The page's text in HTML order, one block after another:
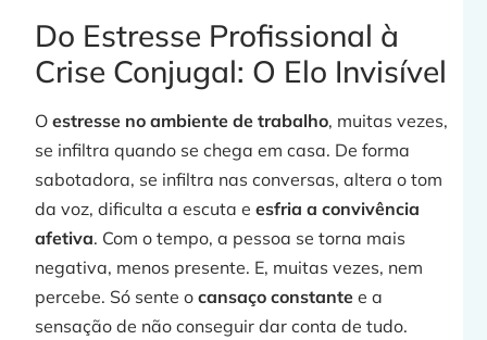
Do Estresse Profissional à
Crise Conjugal: O Elo Invisível
Oestresse no ambiente de trabalho, muitas vezes,
se infiltra quando se chega em casa. De forma
sabotadora, se infiltra nas conversas, altera o tom
da voz, dificulta a escuta e esfria a convivência
afetiva. Com o tempo, a pessoa se torna mais
negativa, menos presente. E, muitas vezes, nem
percebe. Só sente ocansaço constante e a
sensação de não conseguir dar conta de tudo.